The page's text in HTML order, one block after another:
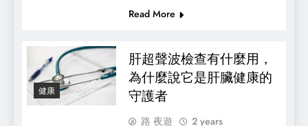
Read More
健康
肝超聲波檢查有什麼用，
為什麼說它是肝臟健康的
守護者
路 夜遊
2 years